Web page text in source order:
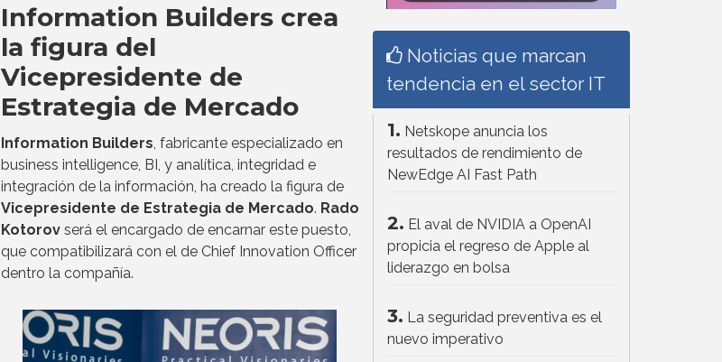
Information Builders crea
la figura del
Vicepresidente de
Estrategia de Mercado
Information Builders , fabricante especializado en
business intelligence, BI, y analítica, integridad e
integración de la información, ha creado la figura de
Vicepresidente de Estrategia de Mercado. Rado
Kotorovserá el encargado de encarnar este puesto,
que compatibilizará con el de Chief Innovation Officer
dentro la compañía.
Noticias que marcan
tendencia en el sector IT
1. Netskope anuncia los
resultados de rendimiento de
NewEdge AI Fast Path
2. El aval de NVIDIA a OpenAI
propicia el regreso de Apple al
liderazgo en bolsa
3. La seguridad preventiva es el
nuevo imperativo